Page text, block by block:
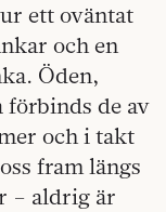
ett oväntat
och en
Öden,
de av
och i takt
fram längs
– aldrig är